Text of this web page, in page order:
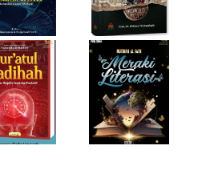
Produktif